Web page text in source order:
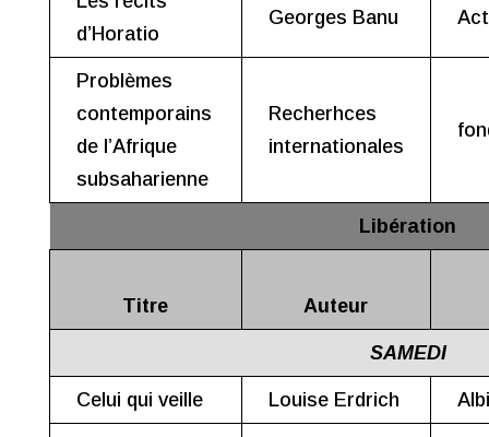
d’Horatio
Georges Banu
Problèmes
contemporains
de l’Afrique
subsaharienne
Recherhces
internationales
Libération
Titre Auteur
SAMEDI
Celui qui veille Louise Erdrich